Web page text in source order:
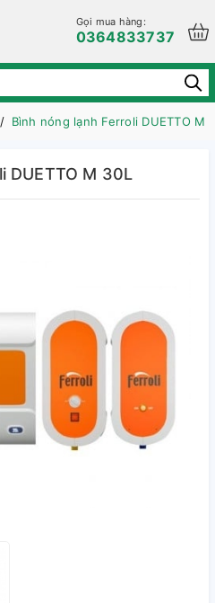
Gọi mua hàng:
0364833737
Bình nóng lạnh Ferroli DUETTO M
DUETTO M 30L